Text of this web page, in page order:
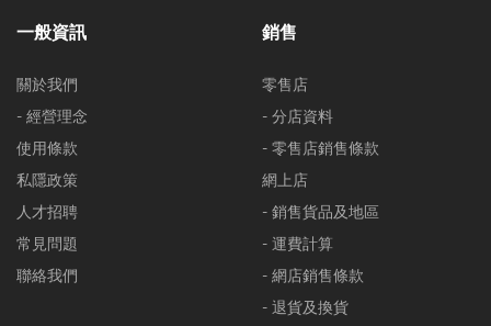
一般資訊
關於我們
- 經營理念
使用條款
私隱政策
人才招聘
常見問題
聯絡我們
銷售
零售店
- 分店資料
- 零售店銷售條款
網上店
- 銷售貨品及地區
- 運費計算
- 網店銷售條款
- 退貨及換貨